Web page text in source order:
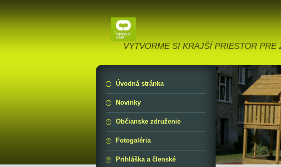
VYTVORME SI KRAJŠÍ PRIESTOR PRE
Úvodná stránka
Novinky
Občianske združenie
Fotogaléria
Prihláška a členské